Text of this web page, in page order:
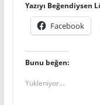
Yazıyı Beğendiysen
Facebook
Bunu beğen:
Yükleniyor...